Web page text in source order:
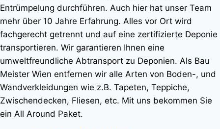
Entrümpelung durchführen. Auch hier hat unser Team
mehr über 10 Jahre Erfahrung. Alles vor Ort wird
fachgerecht getrennt und auf eine zertifizierte Deponie
transportieren. Wir garantieren Ihnen eine
umweltfreundliche Abtransport zu Deponien. Als Bau
Meister Wien entfernen wir alle Arten von Boden-, und
Wandverkleidungen wie z.B. Tapeten, Teppiche,
Zwischendecken, Fliesen, etc. Mit uns bekommen Sie
ein All Around Paket.